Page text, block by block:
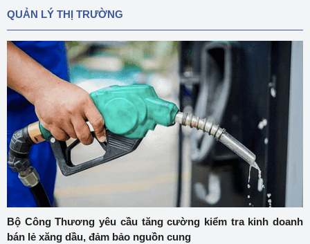
QUẢN LÝ THỊ TRƯỜNG
Bộ Công Thương yêu cầu tăng cường kiểm tra kinh doanh
bán lẻ xăng dầu, đảm bảo nguồn cung